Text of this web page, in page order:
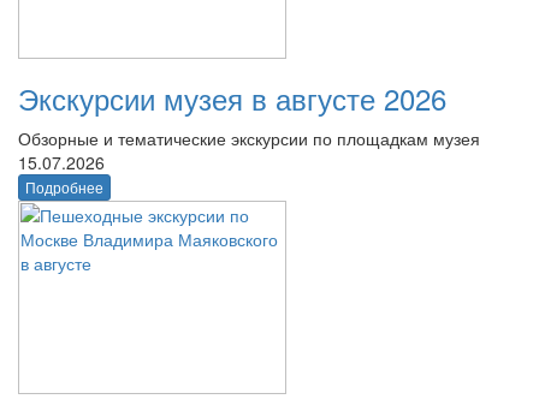
Экскурсии музея в августе 2026
Обзорные и тематические экскурсии по площадкам музея
15.07.2026
Подробнее